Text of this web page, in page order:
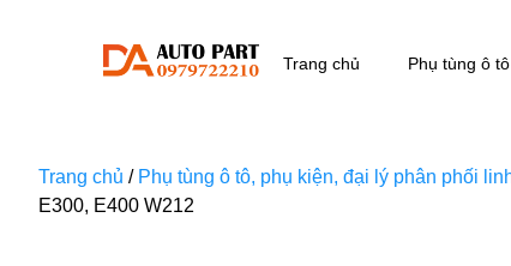
Trang chủ Phụ tùng ô tô
Trang chủ / Phụ tùng ô tô, phụ kiện, đại lý phân phối
E300, E400 W212